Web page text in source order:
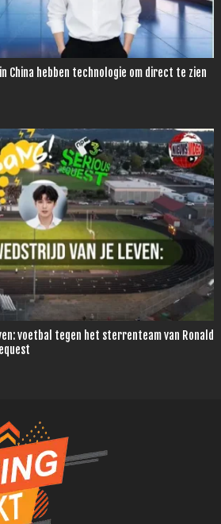
China hebben technologie om direct te zien
voetbal tegen het sterrenteam van Ronald